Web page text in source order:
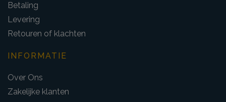
Betaling
Levering
Retouren of klachten
INFORMATIE
Over Ons
Zakelijke klanten